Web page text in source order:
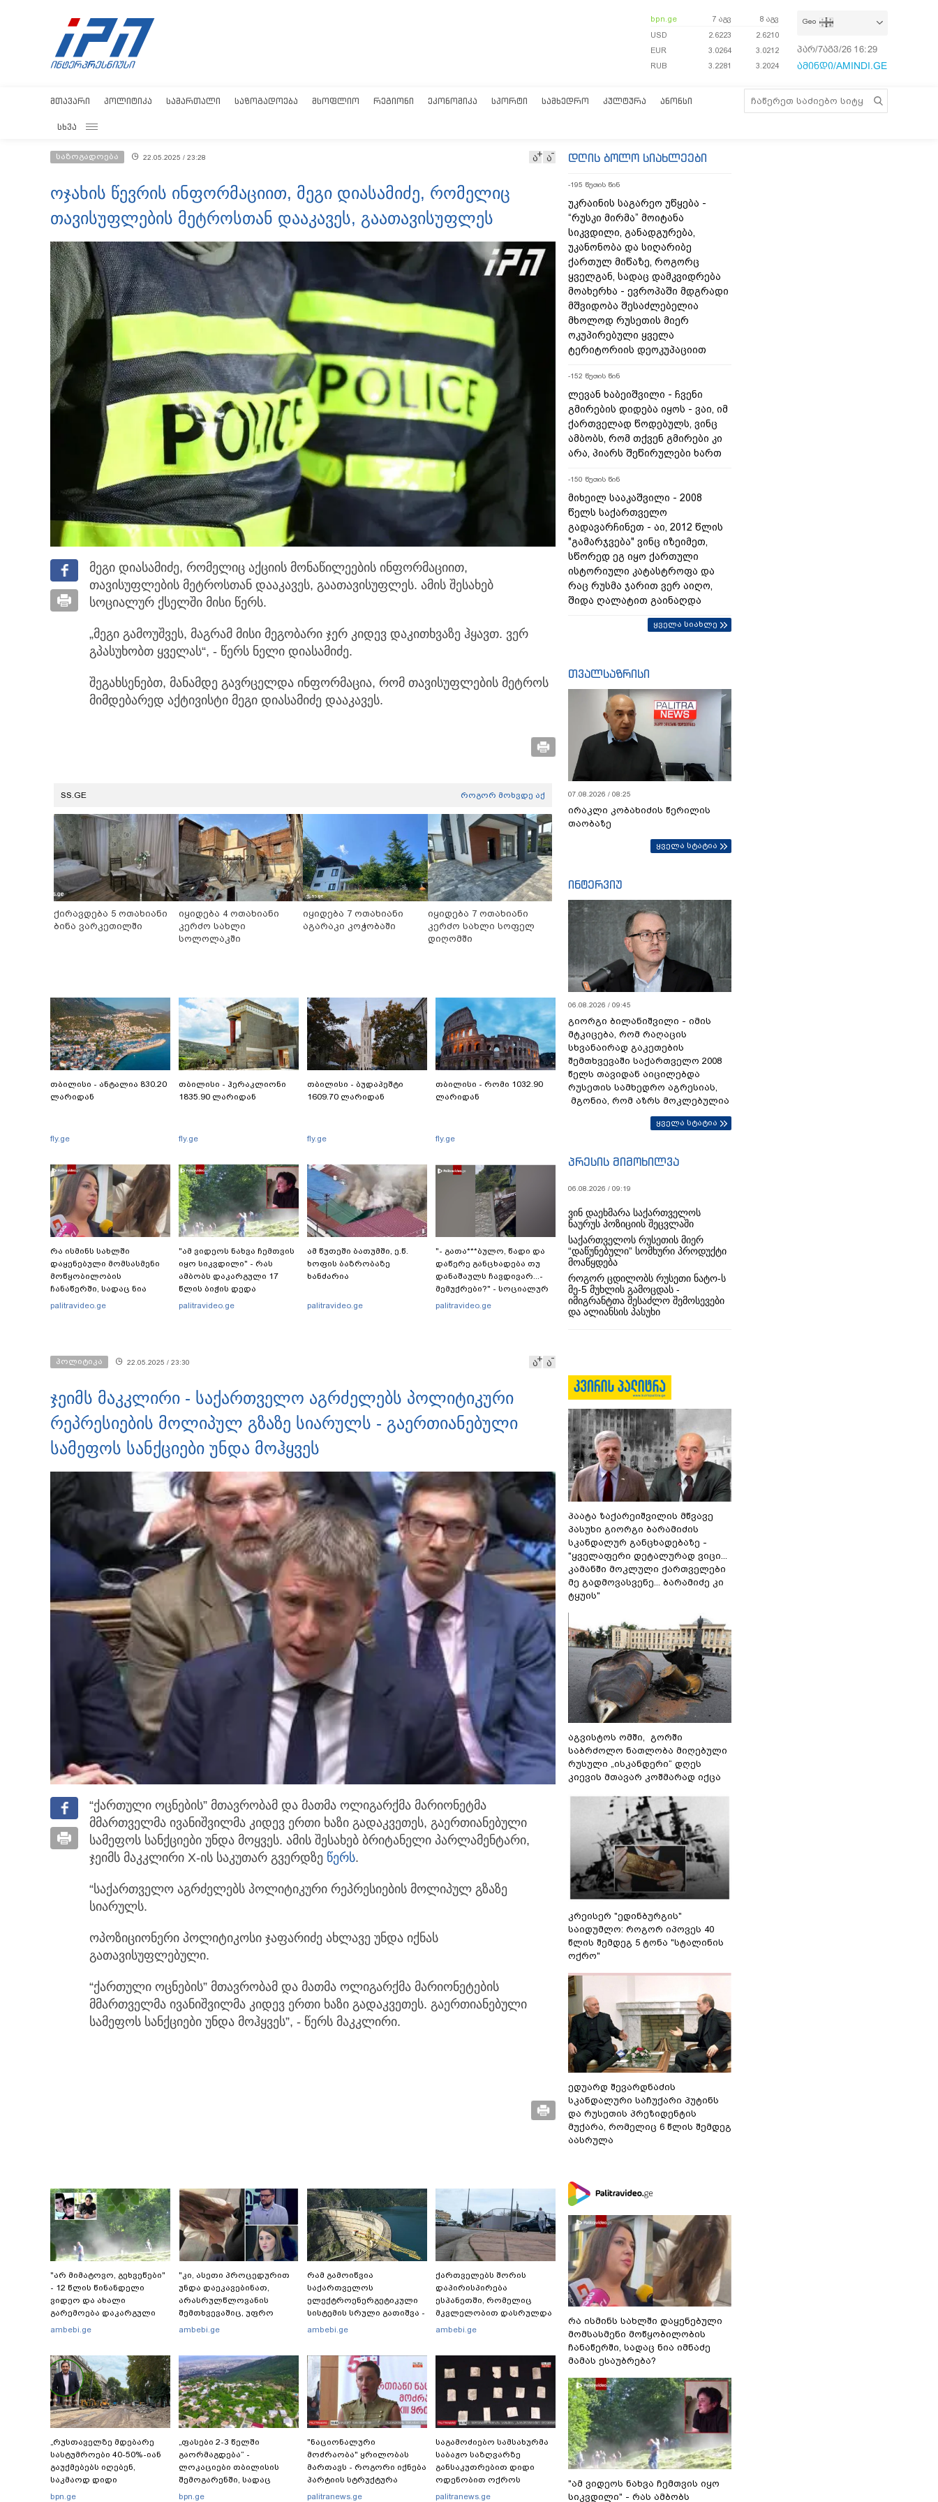
bpn.ge 7 აგვ
8 აგვ
USD
2.6223
2.6210
EUR
3.0264
3.0212
RUB
3.2281 3.2024
Geo
პარ/7აგვ/26 16:29:57
ამინდი/AMINDI.GE
ᲛᲗᲐᲕᲐᲠᲘ ᲞᲝᲚᲘᲢᲘᲙᲐ ᲡᲐᲛᲐᲠᲗᲐᲚᲘ ᲡᲐᲖᲝᲒᲐᲓᲝᲔᲑᲐ ᲛᲡᲝᲤᲚᲘᲝ ᲠᲔᲒᲘᲝᲜᲘ ᲔᲙᲝᲜᲝᲛᲘᲙᲐ ᲡᲞᲝᲠᲢᲘ ᲡᲐᲛᲮᲔᲓᲠᲝ ᲙᲣᲚᲢᲣᲠᲐ ᲐᲜᲝᲜᲡᲘ
ᲡᲮᲕᲐ
საზოგადოება 22.05.2025 / 23:28 ა ა
ოჯახის წევრის ინფორმაციით, მეგი დიასამიძე, რომელიც
თავისუფლების მეტროსთან დააკავეს, გაათავისუფლეს
მეგი დიასამიძე, რომელიც აქციის მონაწილეების ინფორმაციით,
თავისუფლების მეტროსთან დააკავეს, გაათავისუფლეს. ამის შესახებ
სოციალურ ქსელში მისი წერს.
„მეგი გამოუშვეს, მაგრამ მისი მეგობარი ჯერ კიდევ დაკითხვაზე ჰყავთ. ვერ
გპასუხობთ ყველას“, - წერს ნელი დიასამიძე.
შეგახსენებთ, მანამდე გავრცელდა ინფორმაცია, რომ თავისუფლების მეტროს
მიმდებარედ აქტივისტი მეგი დიასამიძე დააკავეს.
SS.GE როგორ მოხვდე აქ
ქირავდება 5 ოთახიანი
ბინა ვარკეთილში
იყიდება 4 ოთახიანი
კერძო სახლი
სოლოლაკში
იყიდება 7 ოთახიანი
აგარაკი კოჭობაში
იყიდება 7 ოთახიანი
კერძო სახლი სოფელ
დიღომში
თბილისი - ანტალია 830.20
ლარიდან
fly.ge
თბილისი - ჰერაკლიონი
1835.90 ლარიდან
fly.ge
თბილისი - ბუდაპეშტი
1609.70 ლარიდან
fly.ge
თბილისი - რომი 1032.90
ლარიდან
fly.ge
რა ისმინს სახლში
დაყენებული მომსასმენი
მოწყობილობის
ჩანაწერში, სადაც ნია
იმნაძე მამას ესაუბრება?
palitravideo.ge
"ამ ვიდეოს ნახვა ჩემთვის
იყო სიკვდილი" - რას
ამბობს დაკარგული 17
წლის ბიჭის დედა
ვიდეოკადრებზე, სადაც
palitravideo.ge
ამ წუთეში ბათუმში, ე.წ.
ხოფის ბაზრობაზე
ხანძარია
palitravideo.ge
"- გათა***ბულო, წადი და
დაწერე განცხადება თუ
დანაშაულს ჩავდივარ...-
მემუქრები?" - სოციალურ
ქსელში სკანდალური
palitravideo.ge
პოლიტიკა 22.05.2025 / 23:30 ა ა
ჯეიმს მაკკლირი - საქართველო აგრძელებს პოლიტიკური
რეპრესიების მოლიპულ გზაზე სიარულს - გაერთიანებული
სამეფოს სანქციები უნდა მოჰყვეს
“ქართული ოცნების” მთავრობამ და მათმა ოლიგარქმა მარიონეტმა
მმართველმა ივანიშვილმა კიდევ ერთი ხაზი გადაკვეთეს, გაერთიანებული
სამეფოს სანქციები უნდა მოყვეს. ამის შესახებ ბრიტანელი პარლამენტარი,
ჯეიმს მაკკლირი X-ის საკუთარ გვერდზე წერს.
“საქართველო აგრძელებს პოლიტიკური რეპრესიების მოლიპულ გზაზე
სიარულს.
ოპოზიციონერი პოლიტიკოსი ჯაფარიძე ახლავე უნდა იქნას
გათავისუფლებული.
“ქართული ოცნების” მთავრობამ და მათმა ოლიგარქმა მარიონეტების
მმართველმა ივანიშვილმა კიდევ ერთი ხაზი გადაკვეთეს. გაერთიანებული
სამეფოს სანქციები უნდა მოჰყვეს”, - წერს მაკკლირი.
"არ მიმატოვო, გეხვეწები"
- 12 წლის წინანდელი
ვიდეო და ახალი
გარემოება დაკარგული
ბიჭის საქმეში: რას ამბობს
ambebi.ge
"კი, ასეთი პროცედურით
უნდა დაეკავებინათ,
არასრულწლოვანის
შემთხვევაშიც, უფრო
მსუბუქი ვარიანტი ძნელი
აღსრულდა განჩინება
ღამე" - იურისტები
ambebi.ge
რამ გამოიწვია
საქართველოს
ელექტროენერგეტიკული
სისტემის სრული გათიშვა -
რას ამბობს სემეკ-ის
ambebi.ge
ქართველებს შორის
დაპირისპირება
ესპანეთში, რომელიც
მკვლელობით დასრულდა
- რას წერს
რაინდის"
ambebi.ge
„რუსთაველზე მდებარე
სასტუმროები 40-50%-იან
გაუქმებებს იღებენ,
საკმაოდ დიდი
ზარალისკენ წავალთ -
bpn.ge
„ფასები 2-3 წელში
გაორმაგდება“ -
ლოკაციები თბილისის
შემოგარენში, სადაც
შესაძლოა, მიწები
bpn.ge
"ნაციონალური
მოძრაობა" ყრილობას
მართავს - როგორი იქნება
პარტიის სტრუქტურა
palitranews.ge
საგამოძიებო სამსახურმა
საბაჟო საზღვარზე
განსაკუთრებით დიდი
ოდენობით ოქროს
ზოდების უკანონოდ
palitranews.ge
დღის ბოლო სიახლეები
-195 წუთის წინ
უკრაინის საგარეო უწყება -
“რუსკი მირმა” მოიტანა
სიკვდილი, განადგურება,
უკანონობა და სიღარიბე
ქართულ მიწაზე, როგორც
ყველგან, სადაც დამკვიდრება
მოახერხა - ევროპაში მდგრადი
მშვიდობა შესაძლებელია
მხოლოდ რუსეთის მიერ
ოკუპირებული ყველა
ტერიტორიის დეოკუპაციით
-152 წუთის წინ
ლევან ხაბეიშვილი - ჩვენი
გმირების დიდება იყოს - ვაი, იმ
ქართველად წოდებულს, ვინც
ამბობს, რომ თქვენ გმირები კი
არა, პიარს შეწირულები ხართ
-150 წუთის წინ
მიხეილ სააკაშვილი - 2008
წელს საქართველო
გადავარჩინეთ - აი, 2012 წლის
"გამარჯვება" ვინც იზეიმეთ,
სწორედ ეგ იყო ქართული
ისტორიული კატასტროფა და
რაც რუსმა ჯარით ვერ აიღო,
შიდა ღალატით გაინაღდა
ყველა სიახლე
თვალსაზრისი
07.08.2026 / 08:25
ირაკლი კობახიძის წერილის
თაობაზე
ყველა სტატია
ინტერვიუ
06.08.2026 / 09:45
გიორგი ბილანიშვილი - იმის
მტკიცება, რომ რაღაცის
სხვანაირად გაკეთების
შემთხვევაში საქართველო 2008
წელს თავიდან აიცილებდა
რუსეთის სამხედრო აგრესიას,
მგონია, რომ აზრს მოკლებულია
ყველა სტატია
პრესის მიმოხილვა
06.08.2026 / 09:19
ვინ დაეხმარა საქართველოს
ნაურუს პოზიციის შეცვლაში
საქართველოს რუსეთის მიერ
“დაწუნებული” სომხური პროდუქტი
მოაწყდება
როგორ ცდილობს რუსეთი ნატო-ს
მე-5 მუხლის გამოცდას -
იმიგრანტთა შესაძლო შემოსევები
და ალიანსის პასუხი
პაატა ზაქარეიშვილის მწვავე
პასუხი გიორგი ბარამიძის
სკანდალურ განცხადებაზე -
"ყველაფერი დეტალურად ვიცი...
კამანში მოკლული ქართველები
მე გადმოვასვენე... ბარამიძე კი
ტყუის"
აგვისტოს ომში, გორში
საბრძოლო ნათლობა მიღებული
რუსული „ისკანდერი“ დღეს
კიევის მთავარ კოშმარად იქცა
კრეისერ "ედინბურგის"
საიდუმლო: როგორ იპოვეს 40
წლის შემდეგ 5 ტონა "სტალინის
ოქრო"
ედუარდ შევარდნაძის
სკანდალური საჩუქარი პუტინს
და რუსეთის პრეზიდენტის
მუქარა, რომელიც 6 წლის შემდეგ
აასრულა
რა ისმინს სახლში დაყენებული
მომსასმენი მოწყობილობის
ჩანაწერში, სადაც ნია იმნაძე
მამას ესაუბრება?
"ამ ვიდეოს ნახვა ჩემთვის იყო
სიკვდილი" - რას ამბობს